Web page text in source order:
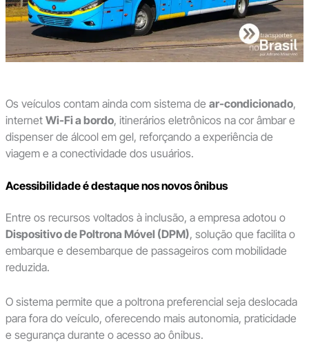
Os veículos contam ainda com sistema de ar-condicionado,
internet Wi-Fi a bordo, itinerários eletrônicos na cor âmbar e
dispenser de álcool em gel, reforçando a experiência de
viagem e a conectividade dos usuários.
Acessibilidade é destaque nos novos ônibus
Entre os recursos voltados à inclusão, a empresa adotou o
Dispositivo de Poltrona Móvel (DPM), solução que facilita o
embarque e desembarque de passageiros com mobilidade
reduzida.
O sistema permite que a poltrona preferencial seja deslocada
para fora do veículo, oferecendo mais autonomia, praticidade
e segurança durante o acesso ao ônibus.